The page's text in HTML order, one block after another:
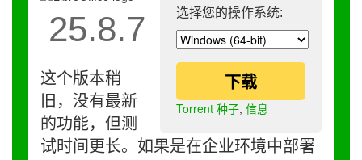
选择您的操作系统:
下载
Torrent 种子, 信息
25.8.7
这个版本稍
旧，没有最新
的功能，但测
试时间更长。如果是在企业环境中部署